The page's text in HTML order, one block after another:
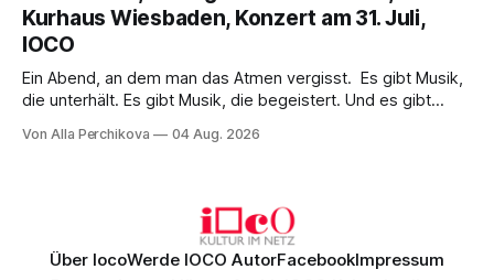
überzeugenden Gesamtleistung.
Kurhaus Wiesbaden, Konzert am 31. Juli,
IOCO
Ein Abend, an dem man das Atmen vergisst. Es gibt Musik,
die unterhält. Es gibt Musik, die begeistert. Und es gibt
Genau so war der Abend im Kurhaus Wiesbaden, an dem
Von Alla Perchikova 04 Aug. 2026
Über IocoWerde IOCO AutorFacebookImpressum